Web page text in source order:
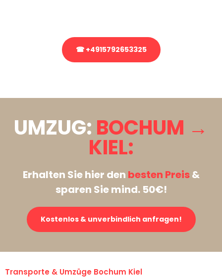
☎ +4915792653325
UMZUG: BOCHUM →
KIEL:
Erhalten Sie hier den besten Preis&
sparen Sie mind. 50€!
Kostenlos & unverbindlich anfragen!
Transporte & Umzüge Bochum Kiel